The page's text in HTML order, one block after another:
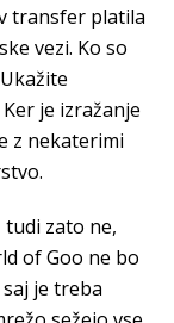
transfer platila
vezi. Ko so
je izražanje
z nekaterimi
tudi zato ne,
of Goo ne bo
je treba